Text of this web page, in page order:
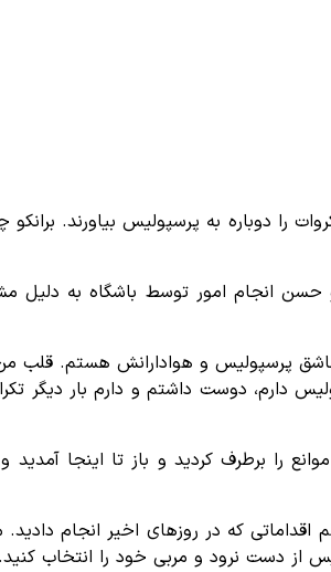
را دوباره به پرسپولیس بیاورند.
انجام امور توسط باشگاه به دلیل
پرسپولیس و هوادارانش هستم. قلب
دارم، دوست داشتم و دارم بار دیگر
را برطرف کردید و باز تا اینجا
که در روز‌های اخیر انجام دادید.
از دست نرود و مربی خود را انتخاب کنید.